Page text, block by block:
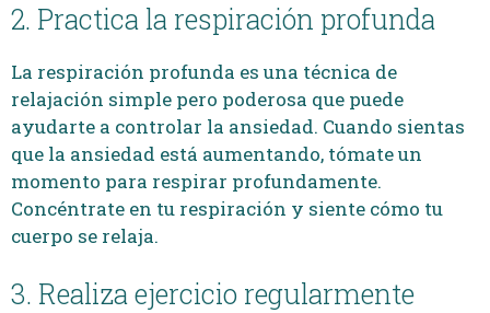
2. Practica la respiración profunda
La respiración profunda es una técnica de
relajación simple pero poderosa que puede
ayudarte a controlar la ansiedad. Cuando sientas
que la ansiedad está aumentando, tómate un
momento para respirar profundamente.
Concéntrate en tu respiración y siente cómo tu
cuerpo se relaja.
3. Realiza ejercicio regularmente